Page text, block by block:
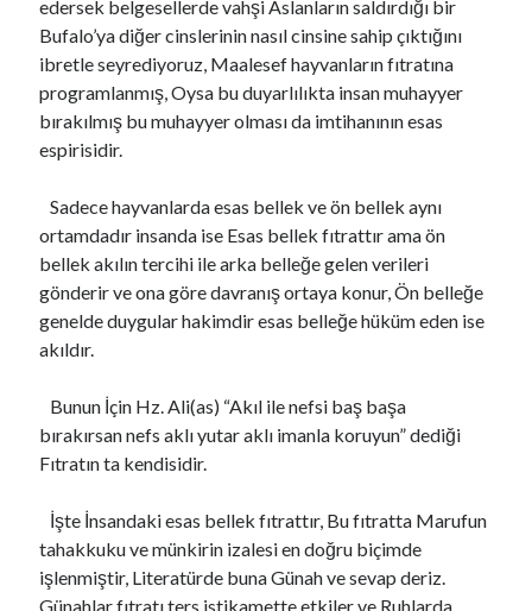
edersek belgesellerde vahşi Aslanların saldırdığı bir
Bufalo’ya diğer cinslerinin nasıl cinsine sahip çıktığını
ibretle seyrediyoruz, Maalesef hayvanların fıtratına
programlanmış, Oysa bu duyarlılıkta insan muhayyer
bırakılmış bu muhayyer olması da imtihanının esas
espirisidir.
Sadece hayvanlarda esas bellek ve ön bellek aynı
ortamdadır insanda ise Esas bellek fıtrattır ama ön
bellek akılın tercihi ile arka belleğe gelen verileri
gönderir ve ona göre davranış ortaya konur, Ön belleğe
genelde duygular hakimdir esas belleğe hüküm eden ise
akıldır.
Bunun İçin Hz. Ali(as) “Akıl ile nefsi baş başa
bırakırsan nefs aklı yutar aklı imanla koruyun” dediği
Fıtratın ta kendisidir.
İşte İnsandaki esas bellek fıtrattır, Bu fıtratta Marufun
tahakkuku ve münkirin izalesi en doğru biçimde
işlenmiştir, Literatürde buna Günah ve sevap deriz.
Günahlar fıtratı ters istikamette etkiler ve Ruhlarda